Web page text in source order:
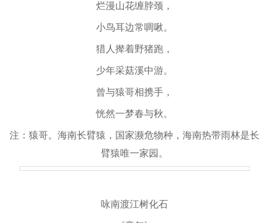
烂漫山花缠脖颈，
小鸟耳边常啁啾。
猎人撵着野猪跑，
少年采菇溪中游。
曾与猿哥相携手，
恍然一梦春与秋。
注：猿哥。海南长臂猿，国家濒危物种，海南热带雨林是长
臂猿唯一家园。
咏南渡江树化石